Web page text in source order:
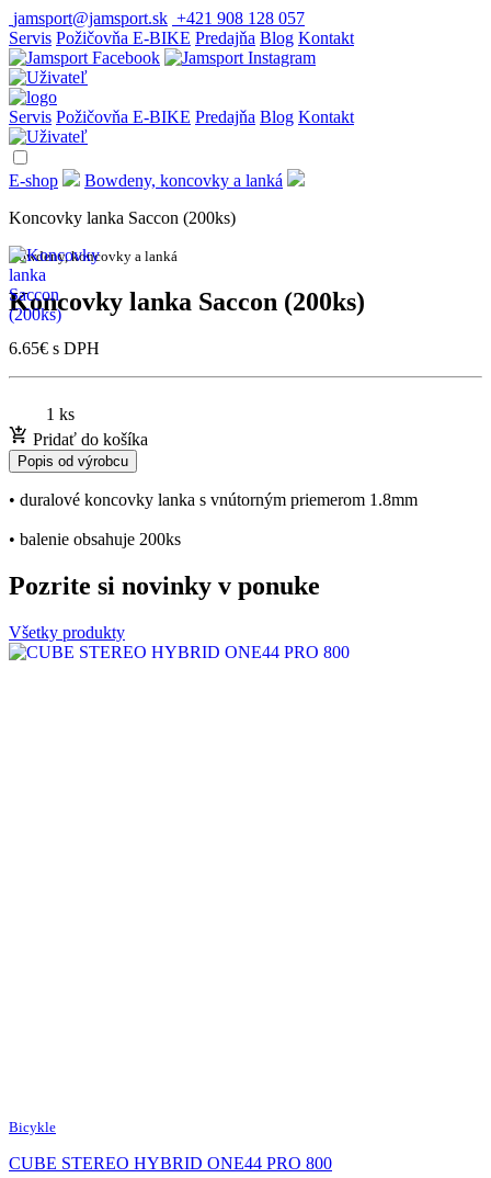
jamsport@jamsport.sk +421 908 128 057
Servis Požičovňa E-BIKE Predajňa Blog Kontakt
Servis Požičovňa E-BIKE Predajňa Blog Kontakt
E-shop
Bowdeny, koncovky a lanká
Koncovky lanka Saccon (200ks)
Bowdeny, koncovky a lanká
Koncovky lanka Saccon (200ks)
6.65€ s DPH
1 ks
Pridať do košíka
Popis od výrobcu
• duralové koncovky lanka s vnútorným priemerom 1.8mm
• balenie obsahuje 200ks
Pozrite si novinky v ponuke
Všetky produkty
Bicykle
CUBE STEREO HYBRID ONE44 PRO 800